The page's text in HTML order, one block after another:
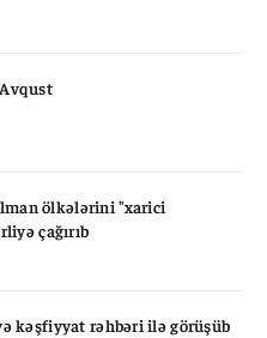
ölkələrini "xarici
çağırıb
kəşfiyyat rəhbəri ilə görüşüb